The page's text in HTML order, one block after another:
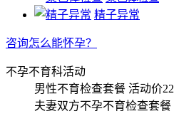
精子异常
咨询怎么能怀孕？
不孕不育科活动
男性不育检查套餐 活动价
夫妻双方不孕不育检查套餐